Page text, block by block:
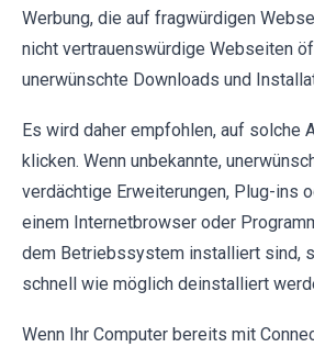
Werbung, die auf fragwürdigen
nicht vertrauenswürdige Webseiten
unerwünschte Downloads und
Es wird daher empfohlen, auf solche
klicken. Wenn unbekannte,
verdächtige Erweiterungen, Plug-ins
einem Internetbrowser oder
dem Betriebssystem installiert sind,
schnell wie möglich deinstalliert
Wenn Ihr Computer bereits mit